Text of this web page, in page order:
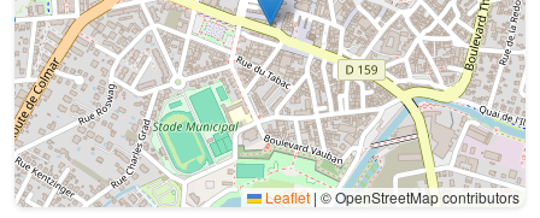
Leaflet | © OpenStreetMap contributors